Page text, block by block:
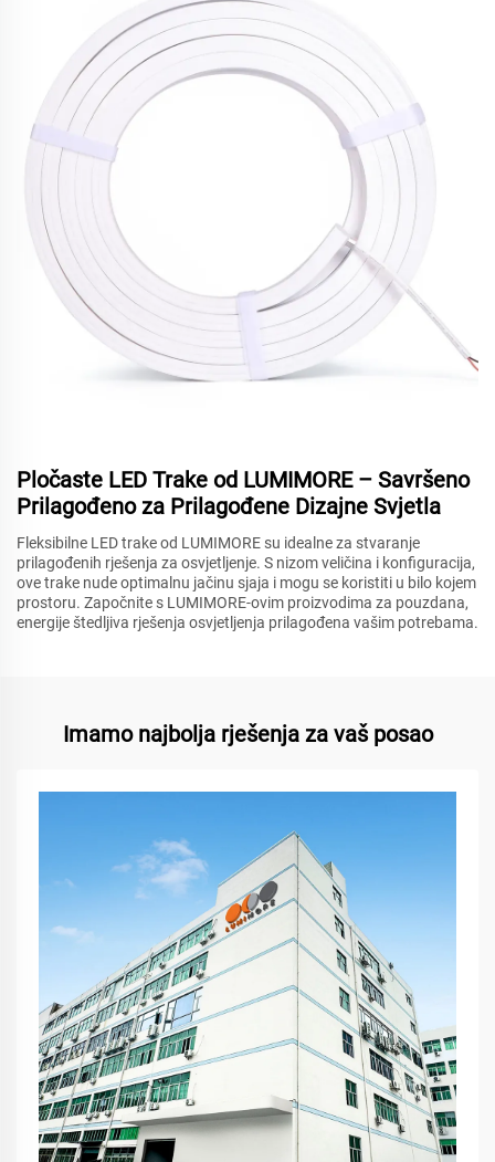
Pločaste LED Trake od LUMIMORE – Savršeno
Prilagođeno za Prilagođene Dizajne Svjetla
Fleksibilne LED trake od LUMIMORE su idealne za stvaranje
prilagođenih rješenja za osvjetljenje. S nizom veličina i konfiguracija,
ove trake nude optimalnu jačinu sjaja i mogu se koristiti u bilo kojem
prostoru. Započnite s LUMIMORE-ovim proizvodima za pouzdana,
energije štedljiva rješenja osvjetljenja prilagođena vašim potrebama.
Imamo najbolja rješenja za vaš posao